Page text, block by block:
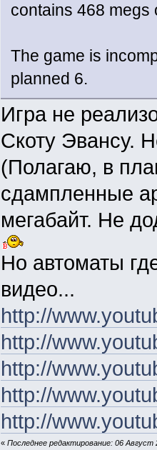
contains 468 megs
The game is
planned 6.
Игра не
Скоту Эвансу.
(Полагаю, в
сдампленные
мегабайт. Не
Но автоматы
видео...
http://
http://
http://
http://
http://
«Последнее редактирование: 06